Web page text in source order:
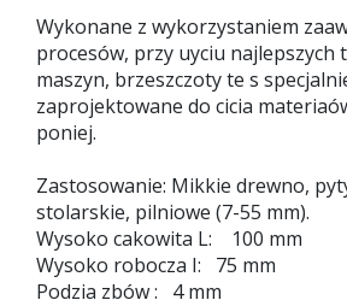
Wykonane z wykorzystaniem
procesów, przy uyciu najlepszych
maszyn, brzeszczoty te s
zaprojektowane do cicia
poniej.
Zastosowanie: Mikkie drewno,
stolarskie, pilniowe (7-55 mm).
Wysoko cakowita L: 100 mm
Wysoko robocza I: 75 mm
Podzia zbów : 4 mm